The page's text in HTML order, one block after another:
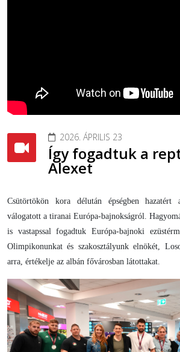
2026. ÁPRILIS 23
Így fogadtuk a
Alexet
Csütörtökön kora délután épségben hazatért
válogatott a tiranai Európa-bajnokságról.
is vastapssal fogadtuk Európa-bajnoki
Olimpikonunkat és szakosztályunk elnökét,
arra, értékelje az albán fővárosban látottakat.